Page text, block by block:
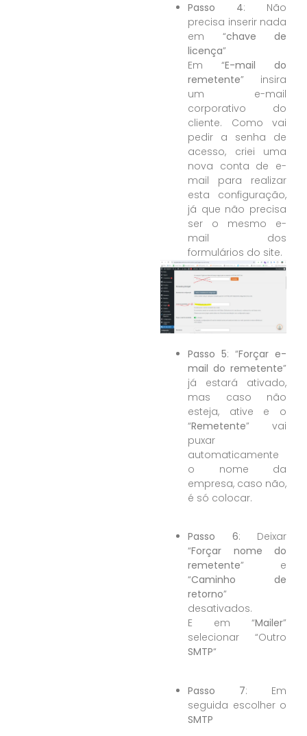
Passo 4: Não
precisa inserir nada
em “chave de
licença”
Em “E-mail do
remetente” insira
um e-mail
corporativo do
cliente. Como vai
pedir a senha de
acesso, criei uma
nova conta de e-
mail para realizar
esta configuração,
já que não precisa
ser o mesmo e-
mail dos
formulários do site.
Passo 5: “Forçar e-
mail do remetente”
já estará ativado,
mas caso não
esteja, ative e o
“Remetente” vai
puxar
automaticamente
o nome da
empresa, caso não,
é só colocar.
Passo 6: Deixar
“Forçar nome do
remetente” e
“Caminho de
retorno”
desativados.
E em “Mailer”
selecionar “Outro
SMTP“
Passo 7: Em
seguida escolher o
SMTP